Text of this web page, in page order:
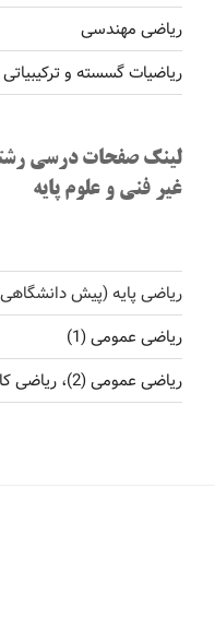
ریاضی مهندسی
ریاضیات گسسته و ترکیبیاتی
لینک صفحات درسی
غیر فنی و علوم پایه
ریاضی پایه (پیش
ریاضی عمومی (1)
ریاضی عمومی (2)، ریاضی کاربردی